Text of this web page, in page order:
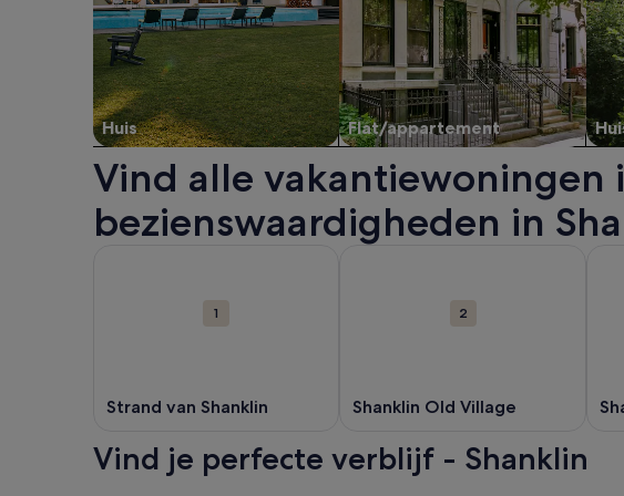
Huis Flat/appartement
Vind alle
bezienswaardigheden in
1
Strand van Shanklin
2
Shanklin Old Village
Vind je perfecte verblijf - Shanklin